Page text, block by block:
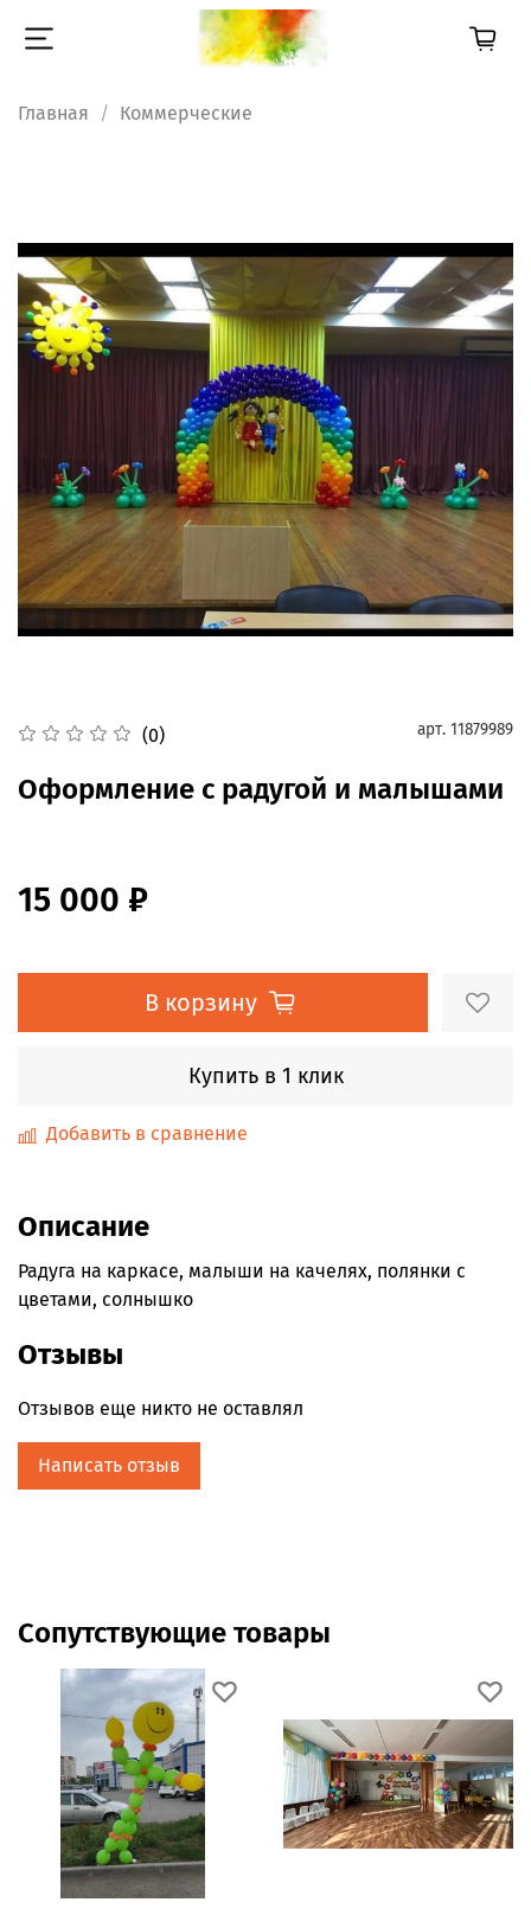
Главная Коммерческие
(0) арт. 11879989
Оформление с радугой и малышами
15 000 ₽
В корзину
Купить в 1 клик
Добавить в сравнение
Описание
Радуга на каркасе, малыши на качелях, полянки с
цветами, солнышко
Отзывы
Отзывов еще никто не оставлял
Написать отзыв
Сопутствующие товары